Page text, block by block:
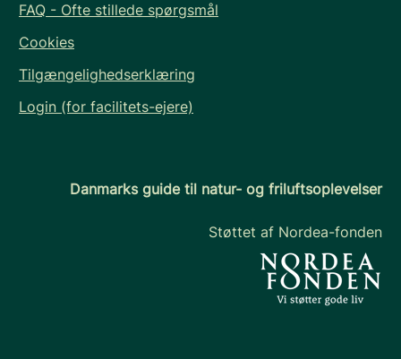
FAQ - Ofte stillede spørgsmål
Cookies
Tilgængelighedserklæring
Login (for facilitets-ejere)
Danmarks guide til natur- og friluftsoplevelser
Støttet af Nordea-fonden